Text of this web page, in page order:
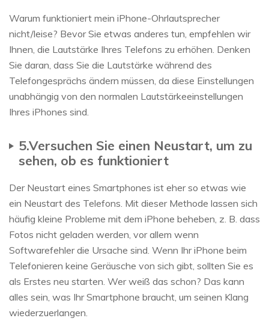
Warum funktioniert mein iPhone-Ohrlautsprecher
nicht/leise? Bevor Sie etwas anderes tun, empfehlen wir
Ihnen, die Lautstärke Ihres Telefons zu erhöhen. Denken
Sie daran, dass Sie die Lautstärke während des
Telefongesprächs ändern müssen, da diese Einstellungen
unabhängig von den normalen Lautstärkeeinstellungen
Ihres iPhones sind.
5.Versuchen Sie einen Neustart, um zu
sehen, ob es funktioniert
Der Neustart eines Smartphones ist eher so etwas wie
ein Neustart des Telefons. Mit dieser Methode lassen sich
häufig kleine Probleme mit dem iPhone beheben, z. B. dass
Fotos nicht geladen werden, vor allem wenn
Softwarefehler die Ursache sind. Wenn Ihr iPhone beim
Telefonieren keine Geräusche von sich gibt, sollten Sie es
als Erstes neu starten. Wer weiß das schon? Das kann
alles sein, was Ihr Smartphone braucht, um seinen Klang
wiederzuerlangen.